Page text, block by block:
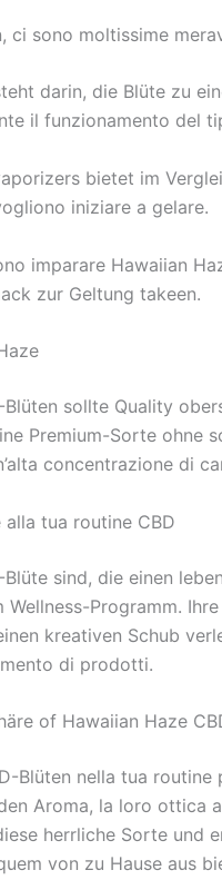
ci sono moltissime
darin, die Blüte zu
il funzionamento del
bietet im
iniziare a gelare.
imparare Hawaiian
zur Geltung takeen.
sollte Quality
Premium-Sorte ohne
concentrazione di
tua routine CBD
sind, die einen
Wellness-Programm.
kreativen Schub
di prodotti.
of Hawaiian Haze
Blüten nella tua
Aroma, la loro
herrliche Sorte
von zu Hause aus